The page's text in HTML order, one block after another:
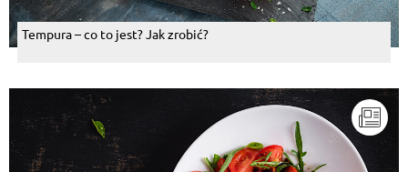
Tempura – co to jest? Jak zrobić?